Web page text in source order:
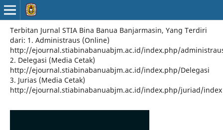
Terbitan Jurnal STIA Bina Banua Banjarmasin, Yang Terdiri
dari: 1. Administraus (Online)
http://ejournal.stiabinabanuabjm.ac.id/index.php/
2. Delegasi (Media Cetak)
http://ejournal.stiabinabanuabjm.ac.id/index.php/Delegasi
3. Jurias (Media Cetak)
http://ejournal.stiabinabanuabjm.ac.id/index.php/juriad/index